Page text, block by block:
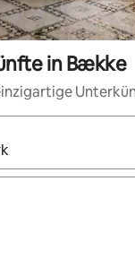
in Bække
sind,